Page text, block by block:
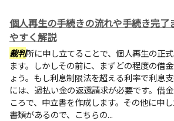
個人再生の手続きの流れや手続き完了
やすく解説
裁判所に申し立てることで、個人再生の正
ます。しかしその前に、まずどの程度の借
ょう。もし利息制限法を超える利率で利息
には、過払い金の返還請求が必要です。借
ころで、申立書を作成します。その他に申
書類があるので、こちらの...